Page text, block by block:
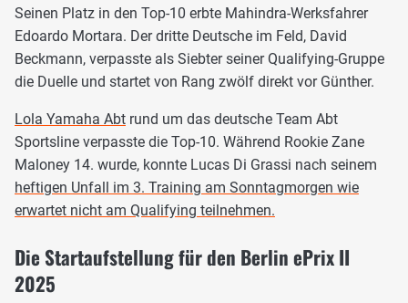
Seinen Platz in den Top-10 erbte Mahindra-Werksfahrer
Edoardo Mortara. Der dritte Deutsche im Feld, David
Beckmann, verpasste als Siebter seiner Qualifying-Gruppe
die Duelle und startet von Rang zwölf direkt vor Günther.
Lola Yamaha Abt rund um das deutsche Team Abt
Sportsline verpasste die Top-10. Während Rookie Zane
Maloney 14. wurde, konnte Lucas Di Grassi nach seinem
heftigen Unfall im 3. Training am Sonntagmorgen wie
erwartet nicht am Qualifying teilnehmen.
Die Startaufstellung für den Berlin ePrix II
2025